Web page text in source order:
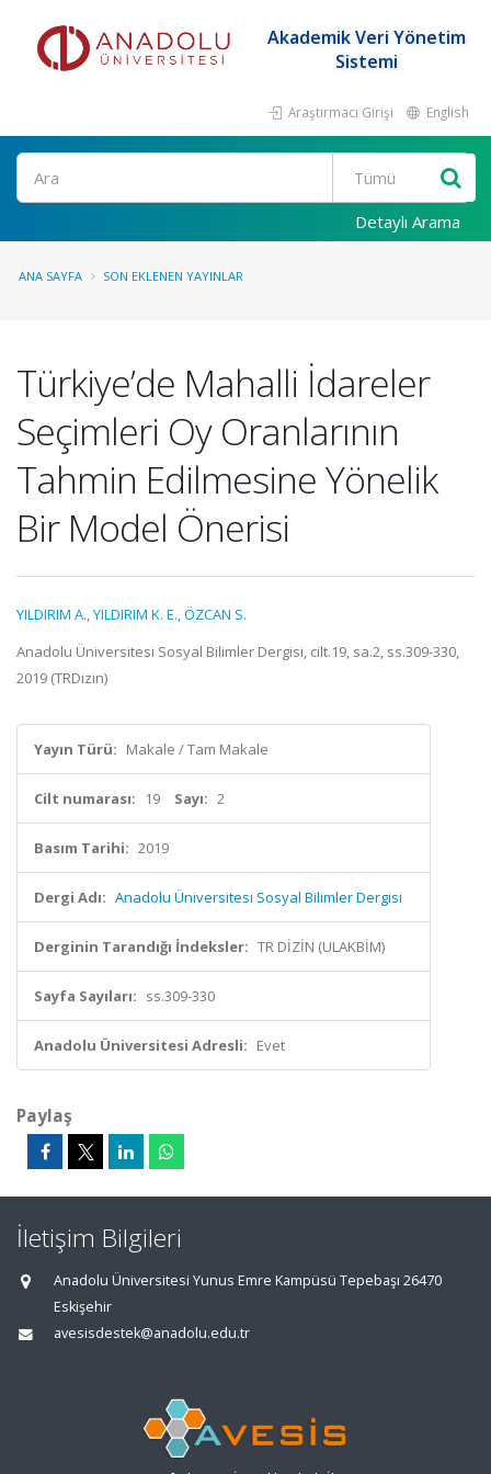
Akademik Veri Yönetim
Sistemi
Araştırmacı Girişi English
Ara
Detaylı Arama
ANA SAYFA SON EKLENEN YAYINLAR
Türkiye’de Mahalli İdareler
Seçimleri Oy Oranlarının
Tahmin Edilmesine Yönelik
Bir Model Önerisi
YILDIRIM A.,YILDIRIM K. E.,ÖZCAN S.
Anadolu Üniversitesi Sosyal Bilimler Dergisi, cilt.19, sa.2, ss.309-330,
2019 (TRDizin)
Yayın Türü: Makale / Tam Makale
Cilt numarası: 19 Sayı: 2
Basım Tarihi: 2019
Dergi Adı: Anadolu Üniversitesi Sosyal Bilimler Dergisi
Derginin Tarandığı İndeksler: TR DİZİN (ULAKBİM)
Sayfa Sayıları: ss.309-330
Anadolu Üniversitesi Adresli: Evet
Paylaş
İletişim Bilgileri
Anadolu Üniversitesi Yunus Emre Kampüsü Tepebaşı 26470
Eskişehir
avesisdestek@anadolu.edu.tr